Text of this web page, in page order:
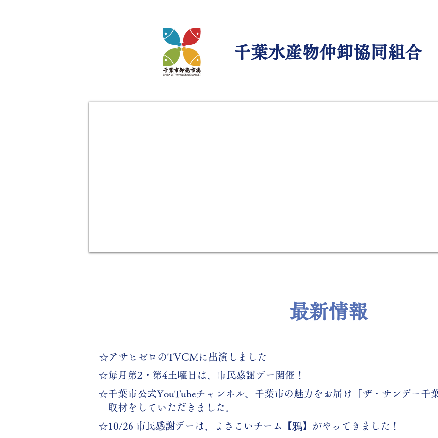
​千葉水産物仲卸協同組合
最新情報
​☆アサヒゼロのTVCMに出演しました
​☆毎月第2・第4土曜日は、市民感謝デー開催！
​☆千葉市公式YouTubeチャンネル、千葉市の魅力をお届け「ザ・サンデー千
​ 取材をしていただきました。
​☆10/26 市民感謝デーは、よさこいチーム【鴉】がやってきました！